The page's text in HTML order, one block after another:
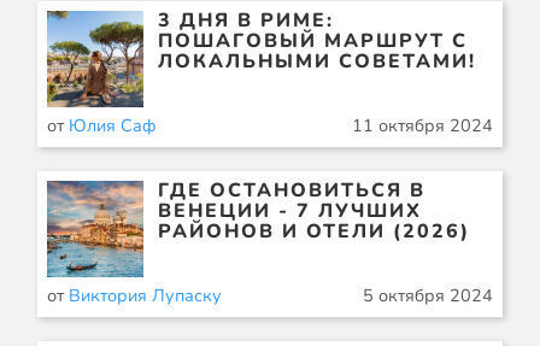
3 ДНЯ В РИМЕ:
ПОШАГОВЫЙ МАРШРУТ С
ЛОКАЛЬНЫМИ СОВЕТАМИ!
от Юлия Саф 11 октября 2024
ГДЕ ОСТАНОВИТЬСЯ В
ВЕНЕЦИИ - 7 ЛУЧШИХ
РАЙОНОВ И ОТЕЛИ (2026)
от Виктория Лупаску 5 октября 2024